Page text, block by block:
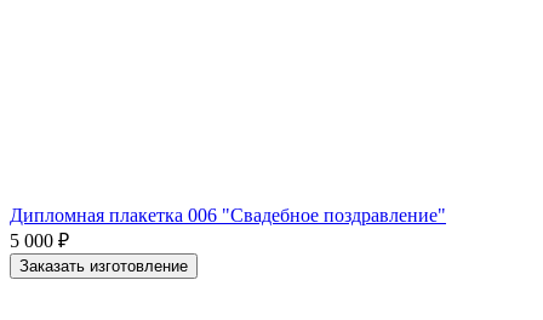
Дипломная плакетка 006 "Свадебное поздравление"
5 000 ₽
Заказать изготовление